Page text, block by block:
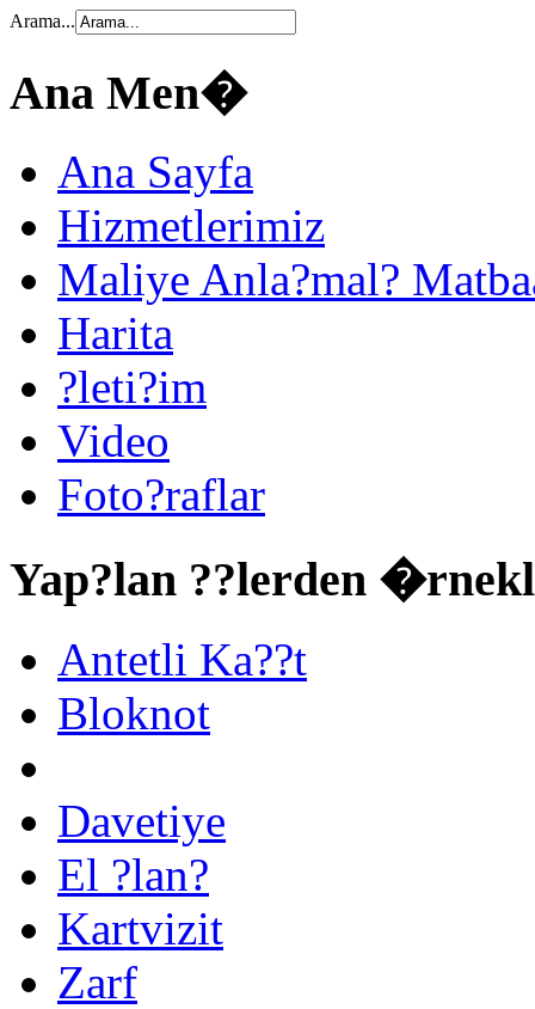
Arama...
Ana Men�
Ana Sayfa
Hizmetlerimiz
Maliye Anla?mal?
Harita
?leti?im
Video
Foto?raflar
Yap?lan ??lerden
Antetli Ka??t
Bloknot
Davetiye
El ?lan?
Kartvizit
Zarf